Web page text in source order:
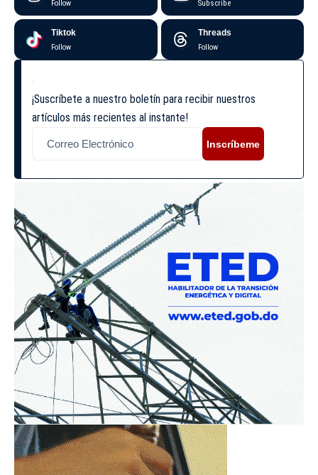
Follow Subscribe
Tiktok
Follow
Threads
Follow
¡Suscríbete a nuestro boletín para recibir nuestros
artículos más recientes al instante!
Inscríbeme